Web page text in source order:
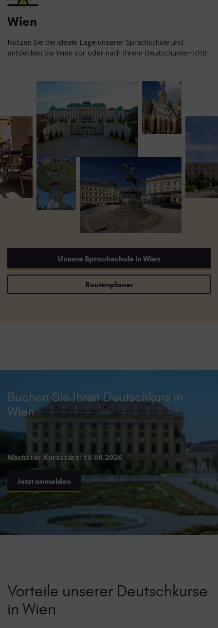
Wien
Nutzen Sie die ideale Lage unserer Sprachschule und
entdecken Sie Wien vor oder nach Ihrem Deutschunterricht!
Unsere Sprachschule in Wien
Routenplaner
Buchen Sie Ihren Deutschkurs in
Wien
Nächster Kursstart: 10.08.2026
Jetzt anmelden
Vorteile unserer Deutschkurse
in Wien